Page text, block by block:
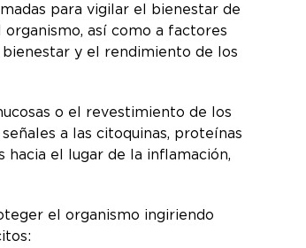
para vigilar el bienestar de
así como a factores
y el rendimiento de los
o el revestimiento de los
a las citoquinas, proteínas
hacia el lugar de la inflamación,
el organismo ingiriendo